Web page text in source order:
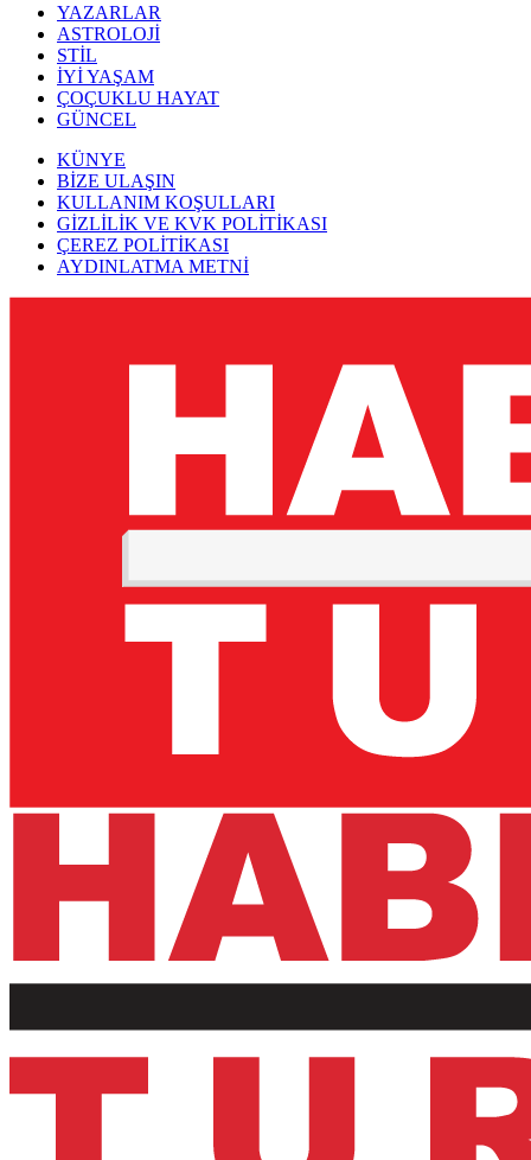
YAZARLAR
ASTROLOJİ
STİL
İYİ YAŞAM
ÇOÇUKLU HAYAT
GÜNCEL
KÜNYE
BİZE ULAŞIN
KULLANIM KOŞULLARI
GİZLİLİK VE KVK POLİTİKASI
ÇEREZ POLİTİKASI
AYDINLATMA METNİ